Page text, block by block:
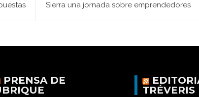
Sierra una jornada sobre emprendedores
PRENSA DE
TRÉVERIS